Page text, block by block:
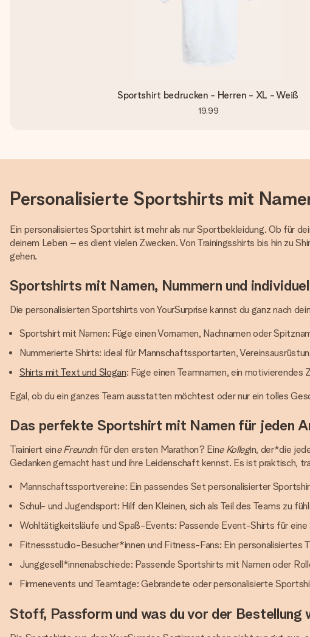
Sportshirt bedrucken - Herren - XL - Weiß
19,99
Personalisierte Sportshirts mit
Ein personalisiertes Sportshirt ist mehr als nur Sportbekleidung. Ob für
deinem Leben – es dient vielen Zwecken. Von Trainingsshirts bis hin zu
gehen.
Sportshirts mit Namen, Nummern und
Die personalisierten Sportshirts von YourSurprise kannst du ganz nach
Sportshirt mit Namen: Füge einen Vornamen, Nachnamen oder
Nummerierte Shirts: ideal für Mannschaftssportarten,
Shirts mit Text und Slogan: Füge einen Teamnamen, ein
Egal, ob du ein ganzes Team ausstatten möchtest oder nur ein tolles
Das perfekte Sportshirt mit Namen für jeden
Trainiert eine Freundin für den ersten Marathon? Eine Kollegin, der*die
Gedanken gemacht hast und ihre Leidenschaft kennst. Es ist praktisch,
Mannschaftssportvereine: Ein passendes Set personalisierter
Schul- und Jugendsport: Hilf den Kleinen, sich als Teil des Teams zu
Wohltätigkeitsläufe und Spaß-Events: Passende Event-Shirts für
Fitnessstudio-Besucher*innen und Fitness-Fans: Ein personalisiertes
Junggesell*innenabschiede: Passende Sportshirts mit Namen oder
Firmenevents und Teamtage: Gebrandete oder personalisierte
Stoff, Passform und was du vor der Bestellung